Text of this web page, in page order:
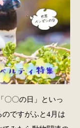
〇〇の日」といっ
ですがふと4月は